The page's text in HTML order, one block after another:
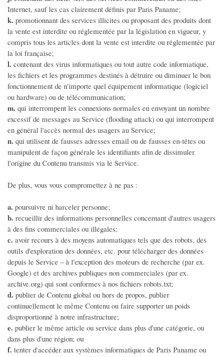
Internet, sauf les cas clairement définis par Paris Paname;
k. promotionnant des services illicites ou proposant des produits dont
la vente est interdite ou réglementée par la législation en vigueur, y
compris tous les articles dont la vente est interdite ou réglementée par
la loi française;
l. contenant des virus informatiques ou tout autre code informatique,
les fichiers et les programmes destinés à détruire ou diminuer le bon
fonctionnement de n'importe quel équipement informatique (logiciel
ou hardware) ou de télécommunication;
m. qui interrompent les connexions normales en envoyant un nombre
excessif de messages au Service (flooding attack) ou qui interrompent
en général l'accès normal des usagers au Service;
n. qui utilisent de fausses adresses email ou de fausses en-têtes ou
manipulent de façon générale les identifiants afin de dissimuler
l'origine du Contenu transmis via le Service.
De plus, vous vous compromettez à ne pas :
a. poursuivre ni harceler personne;
b. recueillir des informations personnelles concernant d'autres usagers
à des fins commerciales ou illégales;
c. avoir recours à des moyens automatiques tels que des robots, des
outils d'exploration des données, etc. pour télécharger des données
depuis le Service – à l'exception des moteurs de recherche (par ex.
Google) et des archives publiques non commerciales (par ex.
archive.org) qui sont conformes à nos fichiers robots.txt;
d. publier de Contenu global ou hors de propos, publier
continuellement le même Contenu ou faire supporter un poids
disproportionné à notre infrastructure;
e. publier le même article ou service dans plus d'une catégorie, ou
dans plus d'une région; ou
f. tenter d'accéder aux systèmes informatiques de Paris Paname ou